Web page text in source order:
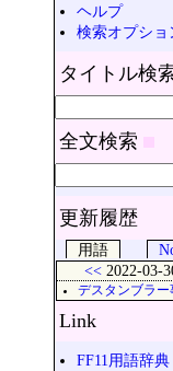
ヘルプ
検索オプショ
タイトル検
全文検索
更新履歴
用語
<< 2022-03-
デスタンブラー
Link
FF11用語辞典